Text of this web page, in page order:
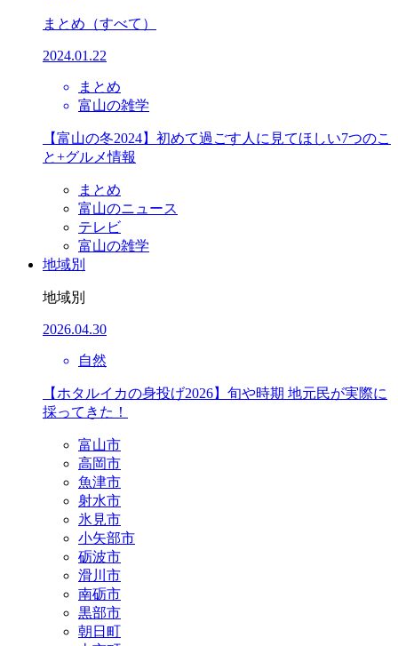
まとめ （すべて）
2024.01.22
まとめ
富山の雑学
【富山の冬2024】初めて過ごす人に見てほしい7つのこ
と+グルメ情報
まとめ
富山のニュース
テレビ
富山の雑学
地域別
地域別
2026.04.30
自然
【ホタルイカの身投げ2026】旬や時期 地元民が実際に
採ってきた！
富山市
高岡市
魚津市
射水市
氷見市
小矢部市
砺波市
滑川市
南砺市
黒部市
朝日町